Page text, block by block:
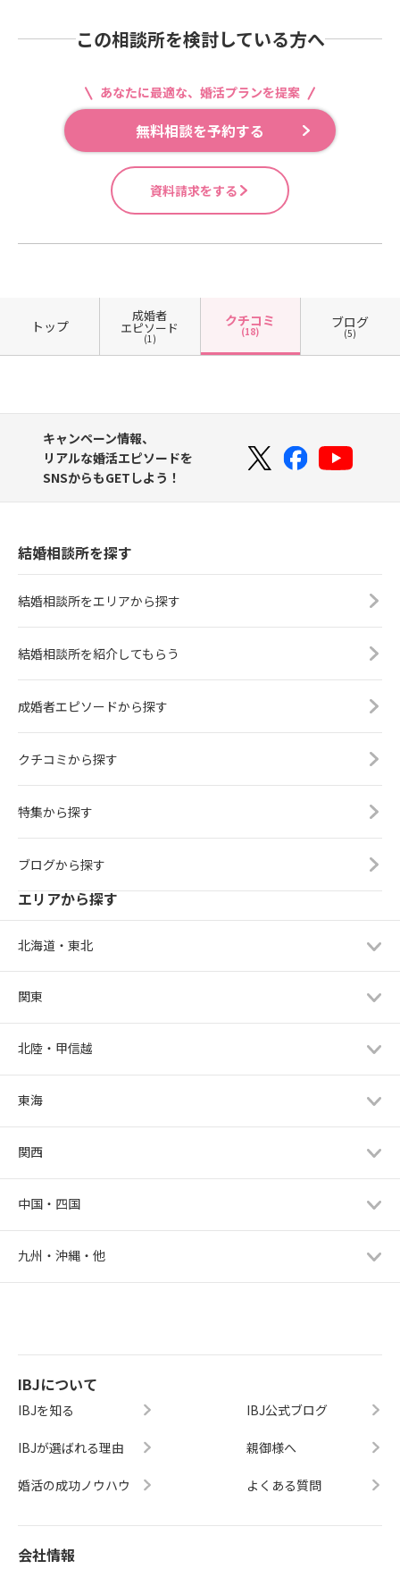
この相談所を検討している方へ
あなたに最適な、婚活プランを提案
無料相談を予約する
資料請求をする
トップ
成婚者
エピソード
(1)
クチコミ
(18)
ブログ
(5)
キャンペーン情報、
リアルな婚活エピソードを
SNSからもGETしよう！
結婚相談所を探す
結婚相談所をエリアから探す
結婚相談所を紹介してもらう
成婚者エピソードから探す
クチコミから探す
特集から探す
ブログから探す
エリアから探す
北海道・東北
関東
北陸・甲信越
東海
関西
中国・四国
九州・沖縄・他
IBJについて
IBJを知る
IBJが選ばれる理由
婚活の成功ノウハウ
IBJ公式ブログ
親御様へ
よくある質問
会社情報